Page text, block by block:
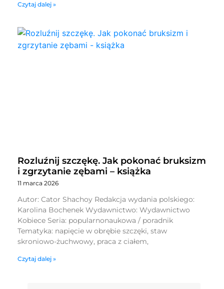
Czytaj dalej »
Rozluźnij szczękę. Jak pokonać bruksizm
i zgrzytanie zębami – książka
11 marca 2026
Autor: Cator Shachoy Redakcja wydania polskiego:
Karolina Bochenek Wydawnictwo: Wydawnictwo
Kobiece Seria: popularnonaukowa / poradnik
Tematyka: napięcie w obrębie szczęki, staw
skroniowo-żuchwowy, praca z ciałem,
Czytaj dalej »